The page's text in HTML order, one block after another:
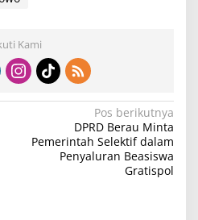
Kami
Pos berikutnya
DPRD Berau Minta
Pemerintah Selektif dalam
Penyaluran Beasiswa
Gratispol